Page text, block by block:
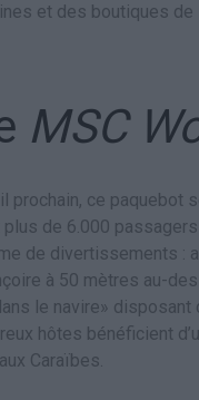
et des boutiques de
MSC
prochain, ce paquebot
de 6.000
de divertissements :
à 50 mètres au-
le navire»
hôtes bénéficient
Caraïbes.